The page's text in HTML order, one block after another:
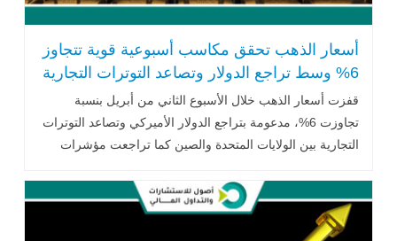
أسعار الذهب تحقق مكاسب أسبوعية قوية تتجاوز
6% وسط تراجع الدولار وتصاعد التوترات التجارية
قفزت أسعار الذهب خلال الأسبوع الثاني من أبريل بنسبة
تجاوزت 6%، مدعومة بتراجع الدولار الأميركي وتصاعد التوترات
التجارية بين الولايات المتحدة والصين كما تراجعت مؤشرات